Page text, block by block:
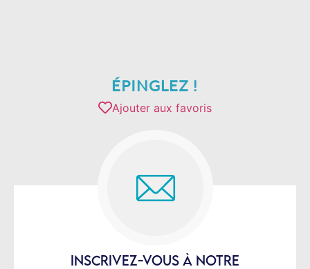
ÉPINGLEZ !
Ajouter aux favoris
INSCRIVEZ-VOUS À NOTRE